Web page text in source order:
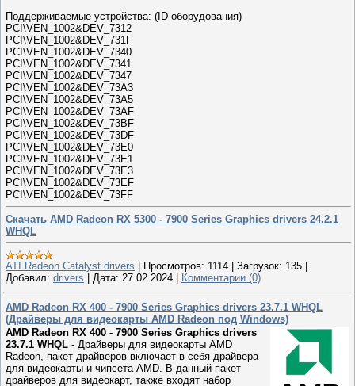
Поддерживаемые устройства: (ID оборудования)
PCI\VEN_1002&DEV_7312
PCI\VEN_1002&DEV_731F
PCI\VEN_1002&DEV_7340
PCI\VEN_1002&DEV_7341
PCI\VEN_1002&DEV_7347
PCI\VEN_1002&DEV_73A3
PCI\VEN_1002&DEV_73A5
PCI\VEN_1002&DEV_73AF
PCI\VEN_1002&DEV_73BF
PCI\VEN_1002&DEV_73DF
PCI\VEN_1002&DEV_73E0
PCI\VEN_1002&DEV_73E1
PCI\VEN_1002&DEV_73E3
PCI\VEN_1002&DEV_73EF
PCI\VEN_1002&DEV_73FF
Скачать AMD Radeon RX 5300 - 7900 Series Graphics drivers 24.2.1
WHQL
ATI Radeon Catalyst drivers Просмотров: 1114 Загрузок: 135
Добавил: drivers Дата: 27.02.2024 Комментарии (0)
AMD Radeon RX 400 - 7900 Series Graphics drivers 23.7.1 WHQL
(Драйверы для видеокарты AMD Radeon под Windows)
AMD Radeon RX 400 - 7900 Series Graphics drivers
23.7.1 WHQL - Драйверы для видеокарты AMD
Radeon, пакет драйверов включает в себя драйвера
для видеокарты и чипсета AMD. В данный пакет
драйверов для видеокарт, также входят набор